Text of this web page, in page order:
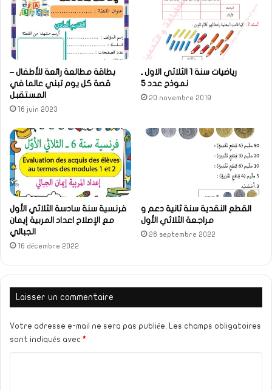
بطاقة مطالعة رائعة للأطفال –
قصة كل يوم تبني عالما في
المستقبل
16 juin 2023
رياضيات سنة 1 الثلاثي الاول ـ
نموذج عدد 5
20 novembre 2019
فرنسية سنة سادسة الثلاثي الأول
مع الإصلاح اعداد المربية إيمان
الجبالي
16 décembre 2022
القطع النقدية سنة ثانية دعم و
مراجعة الثلاثي الأول
26 septembre 2022
Laisser un commentaire
Votre adresse e-mail ne sera pas publiée.
Les champs obligatoires
sont indiqués avec *